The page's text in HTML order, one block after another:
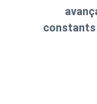
constants